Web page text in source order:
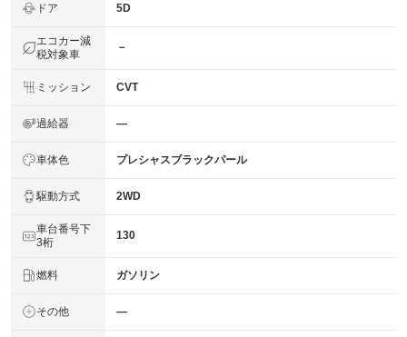
ドア 5D
エコカー減
税対象車
－
ミッション CVT
過給器 ―
車体色 プレシャスブラックパール
駆動方式 2WD
車台番号下
3桁
130
燃料 ガソリン
その他 ―